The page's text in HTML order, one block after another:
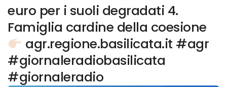
euro per i suoli degradati 4.
Famiglia cardine della coesione
agr.regione.basilicata.it #agr
#giornaleradiobasilicata
#giornaleradio